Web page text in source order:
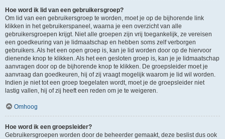
Hoe word ik lid van een gebruikersgroep?
Om lid van een gebruikersgroep te worden, moet je op de bijhorende link
klikken in het gebruikerspaneel, waarna je een overzicht van alle
gebruikersgroepen krijgt. Niet alle groepen zijn vrij toegankelijk, ze vereisen
een goedkeuring van je lidmaatschap en hebben soms zelf verborgen
gebruikers. Als het een open groep is, kan je lid worden door op de hiervoor
dienende knop te klikken. Als het een gesloten groep is, kan je je lidmaatschap
aanvragen door op de bijhorende knop te klikken. De groepsleider moet je
aanvraag dan goedkeuren, hij of zij vraagt mogelijk waarom je lid wil worden.
Indien je niet tot een groep toegelaten wordt, moet je de groepsleider niet
lastig vallen, hij of zij heeft een reden om je te weigeren.
Omhoog
Hoe word ik een groepsleider?
Gebruikersgroepen worden door de beheerder gemaakt, deze beslist dus ook